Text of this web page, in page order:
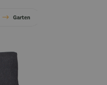
Garten